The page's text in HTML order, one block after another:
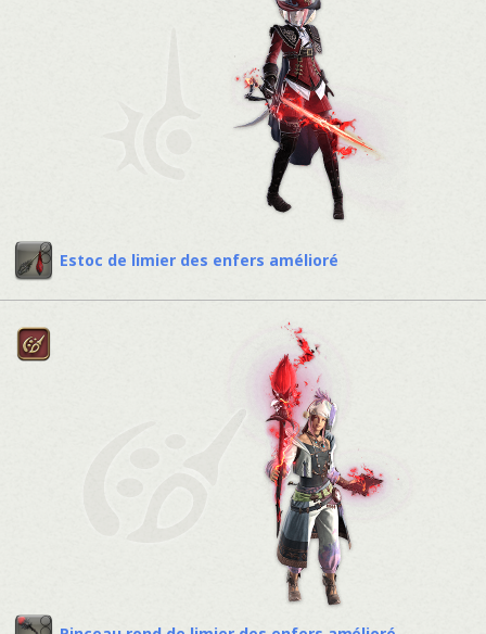
Estoc de limier des enfers amélioré